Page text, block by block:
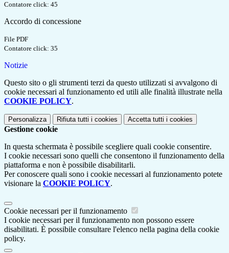
Contatore click: 45
Accordo di concessione
File PDF
Contatore click: 35
Notizie
Questo sito o gli strumenti terzi da questo utilizzati si avvalgono di
cookie necessari al funzionamento ed utili alle finalità illustrate nella
COOKIE POLICY.
Personalizza Rifiuta tutti i cookies Accetta tutti i cookies
Gestione cookie
In questa schermata è possibile scegliere quali cookie consentire.
I cookie necessari sono quelli che consentono il funzionamento della
piattaforma e non è possibile disabilitarli.
Per conoscere quali sono i cookie necessari al funzionamento potete
visionare la COOKIE POLICY.
Cookie necessari per il funzionamento
I cookie necessari per il funzionamento non possono essere
disabilitati. È possibile consultare l'elenco nella pagina della cookie
policy.